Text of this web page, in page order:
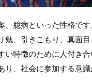
、臆病といった性格で
勉、引きこもり、真面
特徴のために人付き合
、社会に参加する意